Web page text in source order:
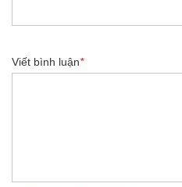
Viết bình luận*